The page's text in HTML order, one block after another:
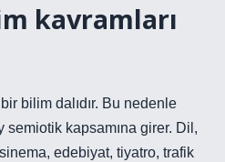
kavramları
bilim dalıdır. Bu nedenle
semiotik kapsamına girer. Dil,
edebiyat, tiyatro, trafik